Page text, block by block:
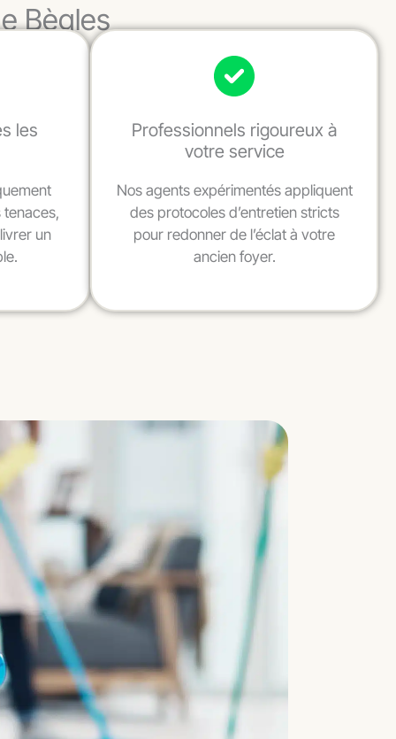
Bègles
les
un
Professionnels rigoureux à
votre service
Nos agents expérimentés appliquent
des protocoles d’entretien stricts
pour redonner de l’éclat à votre
ancien foyer.